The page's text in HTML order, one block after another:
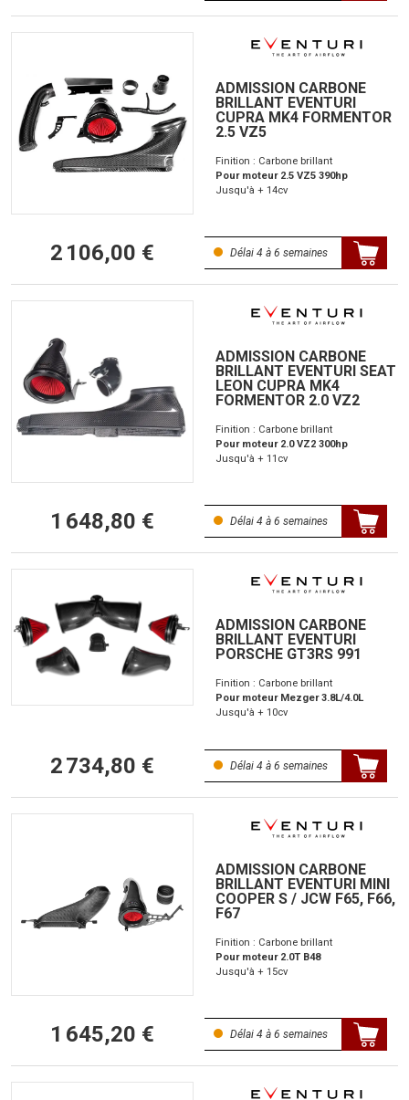
ADMISSION CARBONE
BRILLANT EVENTURI
CUPRA MK4 FORMENTOR
2.5 VZ5
Finition : Carbone brillant
Pour moteur 2.5 VZ5 390hp
Jusqu'à + 14cv
2 106,00 € Délai 4 à 6 semaines
ADMISSION CARBONE
BRILLANT EVENTURI SEAT
LEON CUPRA MK4
FORMENTOR 2.0 VZ2
Finition : Carbone brillant
Pour moteur 2.0 VZ2 300hp
Jusqu'à + 11cv
1 648,80 € Délai 4 à 6 semaines
ADMISSION CARBONE
BRILLANT EVENTURI
PORSCHE GT3RS 991
Finition : Carbone brillant
Pour moteur Mezger 3.8L/4.0L
Jusqu'à + 10cv
2 734,80 € Délai 4 à 6 semaines
ADMISSION CARBONE
BRILLANT EVENTURI MINI
COOPER S / JCW F65, F66,
F67
Finition : Carbone brillant
Pour moteur 2.0T B48
Jusqu'à + 15cv
1 645,20 € Délai 4 à 6 semaines